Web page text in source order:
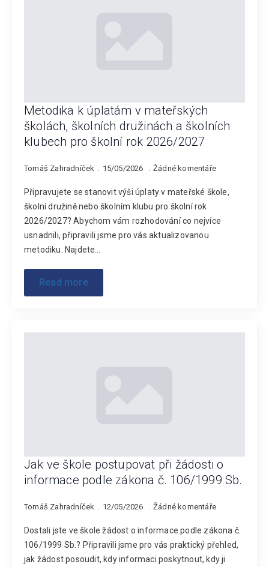
Metodika k úplatám v mateřských
školách, školních družinách a školních
klubech pro školní rok 2026/2027
Tomáš Zahradníček 15/05/2026 Žádné komentáře
Připravujete se stanovit výši úplaty v mateřské škole,
školní družině nebo školním klubu pro školní rok
2026/2027? Abychom vám rozhodování co nejvíce
usnadnili, připravili jsme pro vás aktualizovanou
metodiku. Najdete…
Read more
Jak ve škole postupovat při žádosti o
informace podle zákona č. 106/1999 Sb.
Tomáš Zahradníček 12/05/2026 Žádné komentáře
Dostali jste ve škole žádost o informace podle zákona č.
106/1999 Sb.? Připravili jsme pro vás praktický přehled,
jak žádost posoudit, kdy informaci poskytnout, kdy ji